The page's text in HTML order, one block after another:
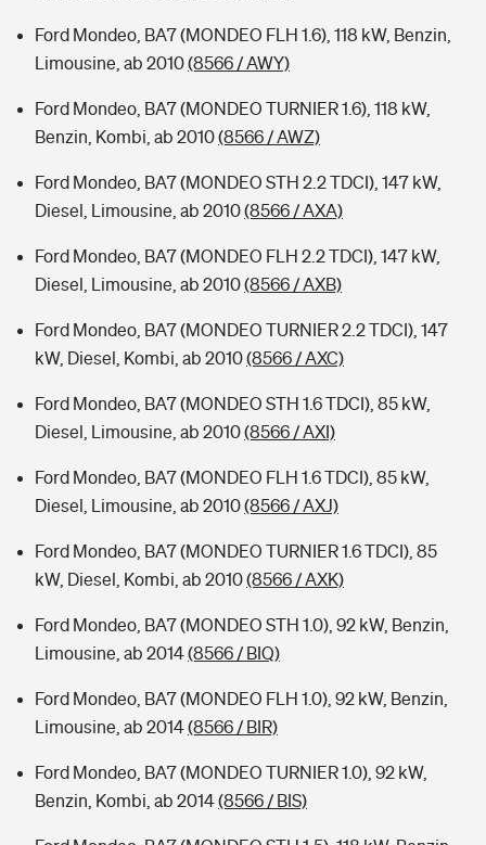
Ford Mondeo, BA7 (MONDEO FLH 1.6), 118 kW, Benzin,
Limousine, ab 2010(8566 / AWY)
Ford Mondeo, BA7 (MONDEO TURNIER 1.6), 118 kW,
Benzin, Kombi, ab 2010(8566 / AWZ)
Ford Mondeo, BA7 (MONDEO STH 2.2 TDCI), 147 kW,
Diesel, Limousine, ab 2010(8566 / AXA)
Ford Mondeo, BA7 (MONDEO FLH 2.2 TDCI), 147 kW,
Diesel, Limousine, ab 2010(8566 / AXB)
Ford Mondeo, BA7 (MONDEO TURNIER 2.2 TDCI), 147
kW, Diesel, Kombi, ab 2010(8566 / AXC)
Ford Mondeo, BA7 (MONDEO STH 1.6 TDCI), 85 kW,
Diesel, Limousine, ab 2010(8566 / AXI)
Ford Mondeo, BA7 (MONDEO FLH 1.6 TDCI), 85 kW,
Diesel, Limousine, ab 2010(8566 / AXJ)
Ford Mondeo, BA7 (MONDEO TURNIER 1.6 TDCI), 85
kW, Diesel, Kombi, ab 2010(8566 / AXK)
Ford Mondeo, BA7 (MONDEO STH 1.0), 92 kW, Benzin,
Limousine, ab 2014(8566 / BIQ)
Ford Mondeo, BA7 (MONDEO FLH 1.0), 92 kW, Benzin,
Limousine, ab 2014(8566 / BIR)
Ford Mondeo, BA7 (MONDEO TURNIER 1.0), 92 kW,
Benzin, Kombi, ab 2014(8566 / BIS)